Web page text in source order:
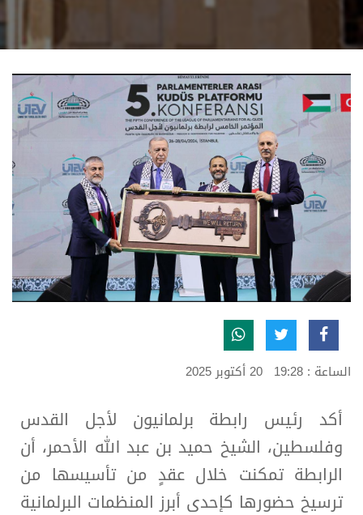
الساعة : 19:28 20 أكتوبر 2025
أكد رئيس رابطة برلمانيون لأجل القدس
وفلسطين، الشيخ حميد بن عبد الله الأحمر، أن
الرابطة تمكنت خلال عقدٍ من تأسيسها من
ترسيخ حضورها كإحدى أبرز المنظمات البرلمانية